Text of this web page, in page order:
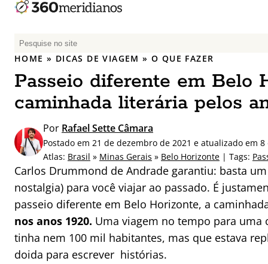
P
e
q
u
i
a
r
p
o
:
HOME » DICAS DE VIAGEM »O QUE FAZER
Passeio diferente em Belo
caminhada literária pelos
Por Rafael Sette Câmara
Postado em 21 de dezembro de 2021 e atualizado em
Atlas: Brasil » Minas Gerais » Belo Horizonte | Tags:
Carlos Drummond de Andrade garantiu: basta
nostalgia) para você viajar ao passado. É
passeio diferente em Belo Horizonte, a
nos anos 1920. Uma viagem no tempo para uma
tinha nem 100 mil habitantes, mas que estava
doida para escrever histórias.